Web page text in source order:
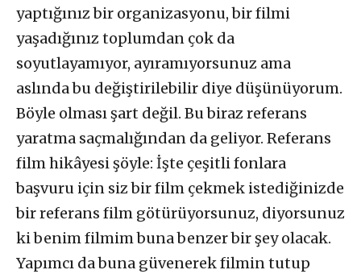
yaptığınız bir organizasyonu, bir filmi
yaşadığınız toplumdan çok da
soyutlayamıyor, ayıramıyorsunuz ama
aslında bu değiştirilebilir diye düşünüyorum.
Böyle olması şart değil. Bu biraz referans
yaratma saçmalığından da geliyor. Referans
film hikâyesi şöyle: İşte çeşitli fonlara
başvuru için siz bir film çekmek istediğinizde
bir referans film götürüyorsunuz, diyorsunuz
ki benim filmim buna benzer bir şey olacak.
Yapımcı da buna güvenerek filmin tutup